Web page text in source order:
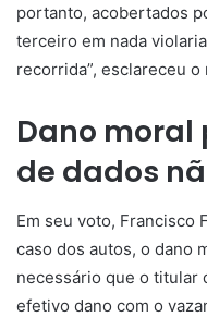
portanto, acobertados
terceiro em nada
recorrida”, esclareceu o
Dano moral
de dados
Em seu voto, Francisco
caso dos autos, o dano
necessário que o titular
efetivo dano com o